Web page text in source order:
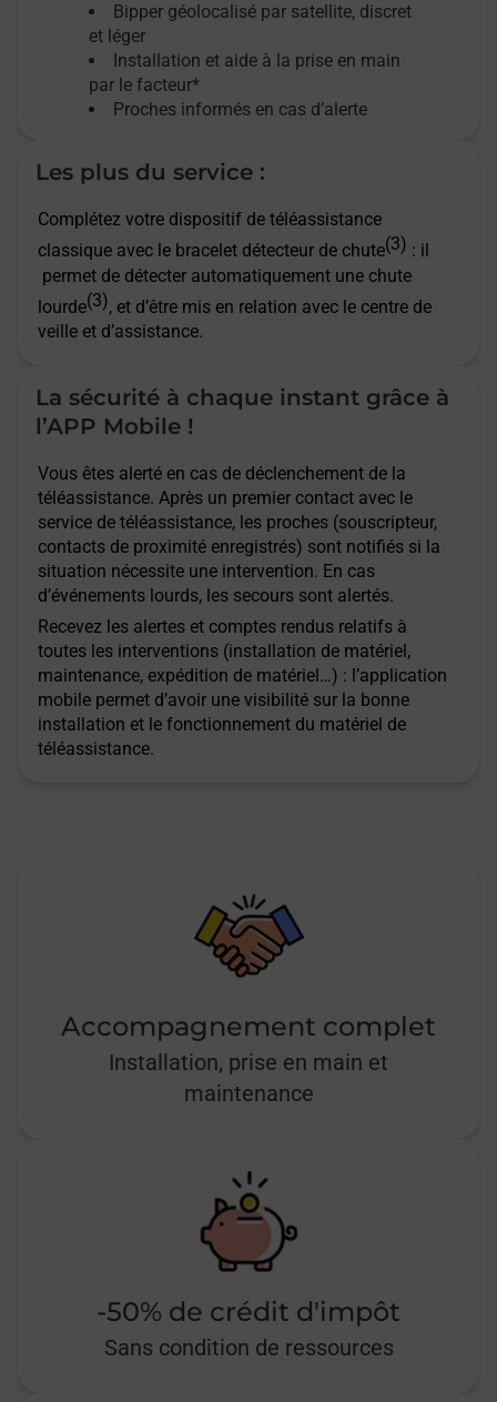
Bipper géolocalisé par satellite, discret
et léger
Installation et aide à la prise en main
par le facteur*
Proches informés en cas d’alerte
Les plus du service :
Complétez votre dispositif de téléassistance
classique avec le bracelet détecteur de chute(3) : il
permet de détecter automatiquement une chute
lourde(3), et d’être mis en relation avec le centre de
veille et d’assistance.
La sécurité à chaque instant grâce à
l’APP Mobile !
Vous êtes alerté en cas de déclenchement de la
téléassistance. Après un premier contact avec le
service de téléassistance, les proches (souscripteur,
contacts de proximité enregistrés) sont notifiés si la
situation nécessite une intervention. En cas
d’événements lourds, les secours sont alertés.
Recevez les alertes et comptes rendus relatifs à
toutes les interventions (installation de matériel,
maintenance, expédition de matériel…) : l’application
mobile permet d’avoir une visibilité sur la bonne
installation et le fonctionnement du matériel de
téléassistance.
Accompagnement complet
Installation, prise en main et
maintenance
-50% de crédit d'impôt
Sans condition de ressources